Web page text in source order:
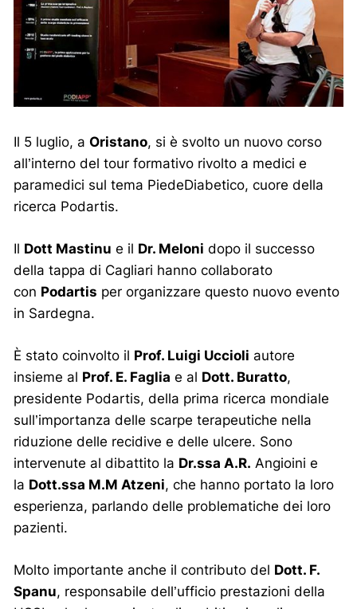
Il 5 luglio, aOristano, si è svolto un nuovo corso
all’interno del tour formativo rivolto a medici e
paramedici sul tema PiedeDiabetico, cuore della
ricerca Podartis.
Il Dott Mastinu e il Dr. Meloni dopo il successo
della tappa di Cagliari hanno collaborato
con Podartis per organizzare questo nuovo evento
in Sardegna.
È stato coinvolto il Prof. Luigi Uccioli autore
insieme al Prof. E. Faglia e al Dott. Buratto,
presidente Podartis, della prima ricerca mondiale
sull’importanza delle scarpe terapeutiche nella
riduzione delle recidive e delle ulcere. Sono
intervenute al dibattito la Dr.ssa A.R. Angioini e
la Dott.ssa M.M Atzeni, che hanno portato la loro
esperienza, parlando delle problematiche dei loro
pazienti.
Molto importante anche il contributo del Dott. F.
Spanu, responsabile dell’ufficio prestazioni della